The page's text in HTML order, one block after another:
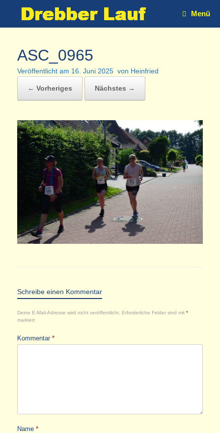
Menü
ASC_0965
Veröffentlicht am 16. Juni 2025 von Heinfried
← Vorheriges Nächstes →
Schreibe einen Kommentar
Deine E-Mail-Adresse wird nicht veröffentlicht. Erforderliche Felder sind mit *
markiert
Kommentar *
Name *